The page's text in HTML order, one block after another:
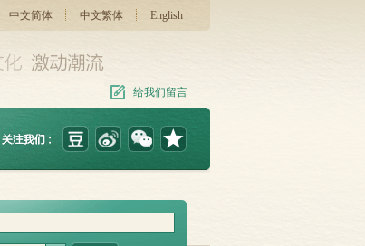
中文简体 中文繁体 English
给我们留言